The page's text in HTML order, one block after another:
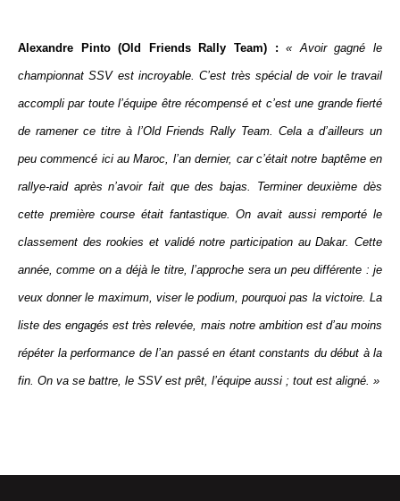
Alexandre Pinto (Old Friends Rally Team) :« Avoir gagné le
championnat SSV est incroyable. C’est très spécial de voir le travail
accompli par toute l’équipe être récompensé et c’est une grande fierté
de ramener ce titre à l’Old Friends Rally Team. Cela a d’ailleurs un
peu commencé ici au Maroc, l’an dernier, car c’était notre baptême en
rallye-raid après n’avoir fait que des bajas. Terminer deuxième dès
cette première course était fantastique. On avait aussi remporté le
classement des rookies et validé notre participation au Dakar. Cette
année, comme on a déjà le titre, l’approche sera un peu différente : je
veux donner le maximum, viser le podium, pourquoi pas la victoire. La
liste des engagés est très relevée, mais notre ambition est d’au moins
répéter la performance de l’an passé en étant constants du début à la
fin. On va se battre, le SSV est prêt, l’équipe aussi ; tout est aligné. »